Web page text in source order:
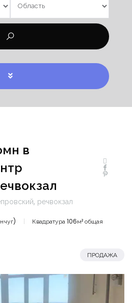
в
речвокзал
Квадратура 106м² общая
ПРОДАЖА